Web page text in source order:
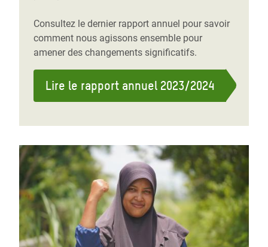
Consultez le dernier rapport annuel pour savoir
comment nous agissons ensemble pour
amener des changements significatifs.
Lire le rapport annuel 2023/2024